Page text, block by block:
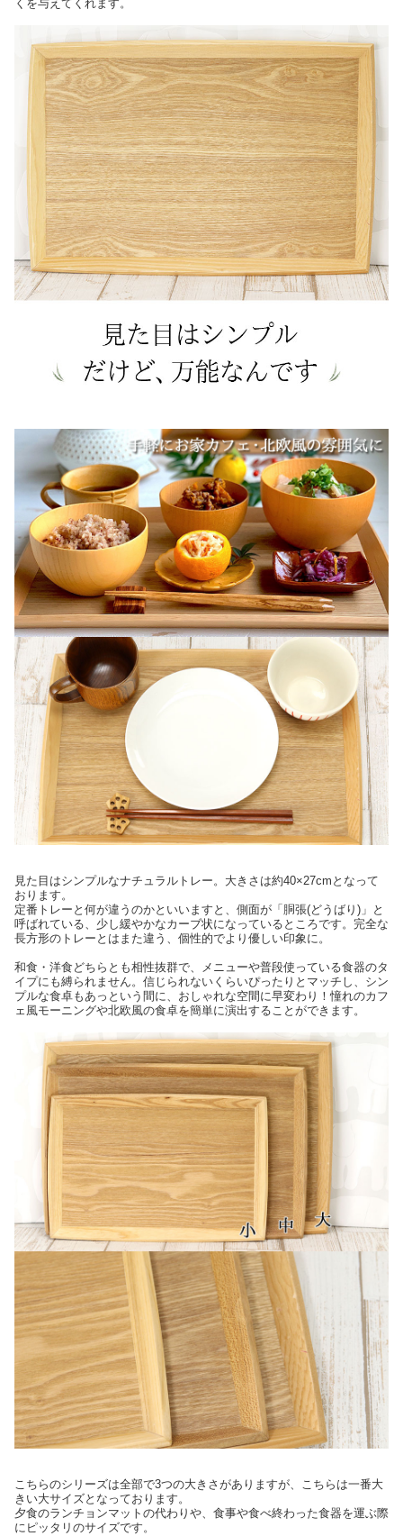
くを与えてくれます。
見た目はシンプルなナチュラルトレー。大きさは約40×27cmとなって
おります。
定番トレーと何が違うのかといいますと、側面が「胴張(どうばり)」と
呼ばれている、少し緩やかなカーブ状になっているところです。完全な
長方形のトレーとはまた違う、個性的でより優しい印象に。
和食・洋食どちらとも相性抜群で、メニューや普段使っている食器のタ
イプにも縛られません。信じられないくらいぴったりとマッチし、シン
プルな食卓もあっという間に、おしゃれな空間に早変わり！憧れのカフ
ェ風モーニングや北欧風の食卓を簡単に演出することができます。
こちらのシリーズは全部で3つの大きさがありますが、こちらは一番大
きい大サイズとなっております。
夕食のランチョンマットの代わりや、食事や食べ終わった食器を運ぶ際
にピッタリのサイズです。